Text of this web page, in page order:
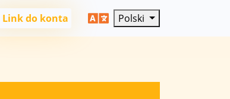
Link do konta Polski